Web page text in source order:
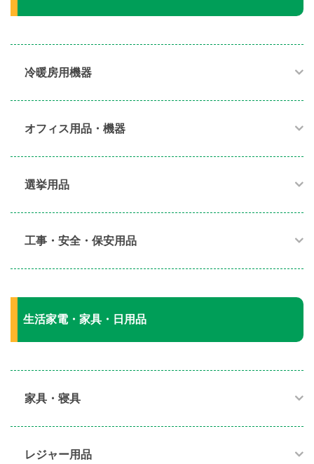
冷暖房用機器​
オフィス用品・機器​
選挙用品
工事・安全・保安用品
生活家電・家具・日用品
家具・寝具​
レジャー用品